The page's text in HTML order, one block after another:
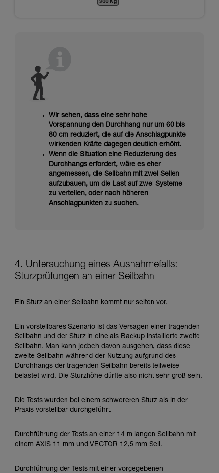
Wir sehen, dass eine sehr hohe
Vorspannung den Durchhang nur um 60 bis
80 cm reduziert, die auf die Anschlagpunkte
wirkenden Kräfte dagegen deutlich erhöht.
Wenn die Situation eine Reduzierung des
Durchhangs erfordert, wäre es eher
angemessen, die Seilbahn mit zwei Seilen
aufzubauen, um die Last auf zwei Systeme
zu verteilen, oder nach höheren
Anschlagpunkten zu suchen.
4. Untersuchung eines Ausnahmefalls:
Sturzprüfungen an einer Seilbahn
Ein Sturz an einer Seilbahn kommt nur selten vor.
Ein vorstellbares Szenario ist das Versagen einer tragenden
Seilbahn und der Sturz in eine als Backup installierte zweite
Seilbahn. Man kann jedoch davon ausgehen, dass diese
zweite Seilbahn während der Nutzung aufgrund des
Durchhangs der tragenden Seilbahn bereits teilweise
belastet wird. Die Sturzhöhe dürfte also nicht sehr groß sein.
Die Tests wurden bei einem schwereren Sturz als in der
Praxis vorstellbar durchgeführt.
Durchführung der Tests an einer 14 m langen Seilbahn mit
einem AXIS 11 mm und VECTOR 12,5 mm Seil.
Durchführung der Tests mit einer vorgegebenen